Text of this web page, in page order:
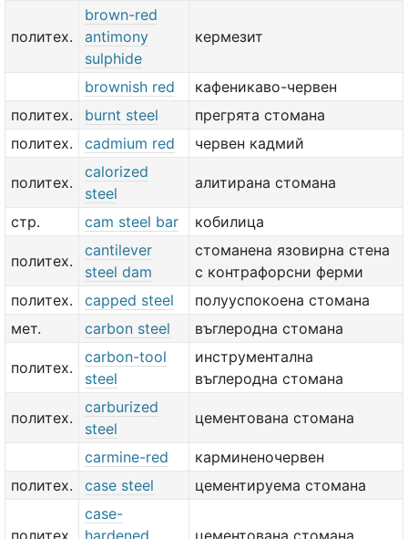
политех.
brown-red
antimony
sulphide
кермезит
brownish red
кафеникаво-червен
политех.
burnt steel
прегрята стомана
политех.
cadmium red червен кадмий
политех.
calorized
steel
алитирана стомана
стр. cam steel bar кобилица
политех.
cantilever
steel dam
стоманена язовирна стена
с контрафорсни ферми
политех.
capped steel
полууспокоена стомана
мет.
carbon steel въглеродна стомана
политех.
carbon-tool
steel
инструментална
въглеродна стомана
политех.
carburized
steel
цементована стомана
carmine-red
карминеночервен
политех.
case steel цементируема стомана
политех.
case-
hardened
цементована стомана